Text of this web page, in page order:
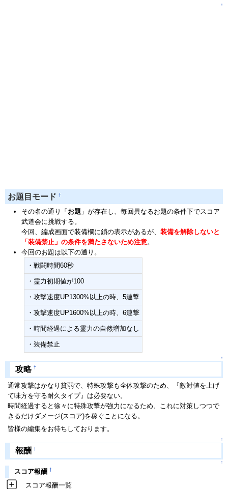
↑
お題目モード †
その名の通り「 お題 」が存在し、毎回異なるお題の条件下でスコア
武道会に挑戦する。
今回、編成画面で装備欄に鎖の表示があるが、 装備を解除しないと
「装備禁止」の条件を満たさないため注意。
今回のお題は以下の通り。
・戦闘時間60秒
・霊力初期値が100
・攻撃速度UP1300%以上の時、5連撃
・攻撃速度UP1600%以上の時、6連撃
・時間経過による霊力の自然増加なし
・装備禁止
↑
攻略 †
通常攻撃はかなり貧弱で、特殊攻撃も全体攻撃のため、『敵対値を上げ
て味方を守る耐久タイプ』は必要ない。
時間経過すると徐々に特殊攻撃が強力になるため、これに対策しつつで
きるだけダメージ(スコア)を稼ぐことになる。
皆様の編集をお待ちしております。
↑
報酬 †
↑
スコア報酬 †
スコア報酬一覧